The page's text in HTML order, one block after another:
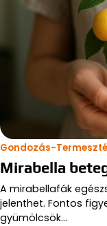
Gondozás-
Mirabella
A mirabellafák
jelenthet. Fontos
gyümölcsök…